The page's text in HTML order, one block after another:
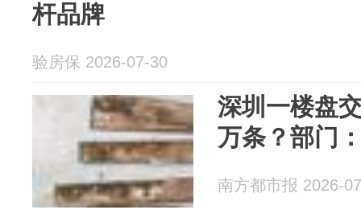
杆品牌
验房保 2026-07-30
深圳一楼盘
万条？部门
南方都市报 2026-